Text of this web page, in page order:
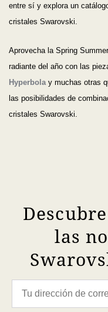
entre sí y explora un
cristales Swarovski.
Aprovecha la Spring
radiante del año con las
Hyperbola y muchas otras
las posibilidades de
cristales Swarovski.
las